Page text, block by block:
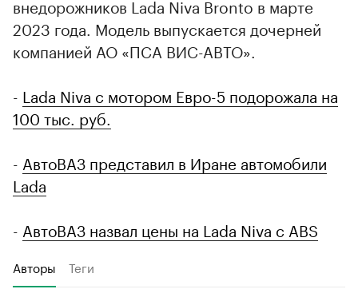
внедорожников Lada Niva Bronto в марте
2023 года. Модель выпускается дочерней
компанией АО «ПСА ВИС-АВТО».
- Lada Niva с мотором Евро-5 подорожала на
100 тыс. руб.
- АвтоВАЗ представил в Иране автомобили
Lada
- АвтоВАЗ назвал цены на Lada Niva c ABS
Авторы Теги